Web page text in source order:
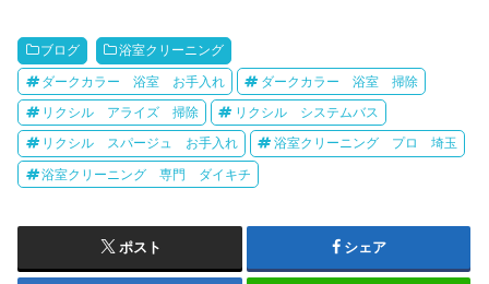
ブログ 浴室クリーニング
ダークカラー 浴室 お手入れ ダークカラー 浴室 掃除
リクシル アライズ 掃除 リクシル システムバス
リクシル スパージュ お手入れ 浴室クリーニング プロ 埼玉
浴室クリーニング 専門 ダイキチ
ポスト シェア